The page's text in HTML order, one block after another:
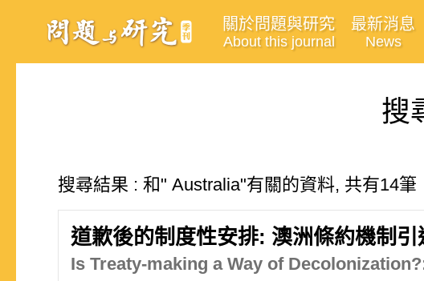
關於問題與研究
About this journal
最新消息
News
搜
搜尋結果 : 和" Australia"有關的資料, 共有14筆
道歉後的制度性安排: 澳洲條約機制
Is Treaty-making a Way of